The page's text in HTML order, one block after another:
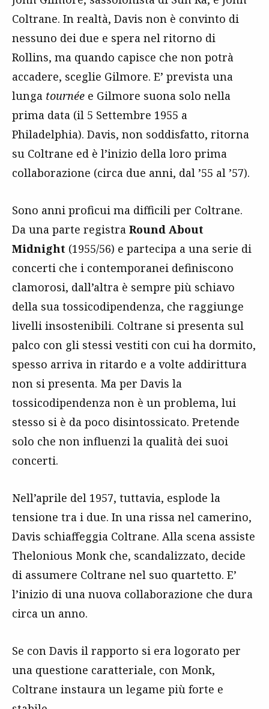
Coltrane. In realtà, Davis non è convinto di
nessuno dei due e spera nel ritorno di
Rollins, ma quando capisce che non potrà
accadere, sceglie Gilmore. E’ prevista una
lunga tournée e Gilmore suona solo nella
prima data (il 5 Settembre 1955 a
Philadelphia). Davis, non soddisfatto, ritorna
su Coltrane ed è l’inizio della loro prima
collaborazione (circa due anni, dal ’55 al ’57).
Sono anni proficui ma difficili per Coltrane.
Da una parte registra Round About
Midnight (1955/56) e partecipa a una serie di
concerti che i contemporanei definiscono
clamorosi, dall’altra è sempre più schiavo
della sua tossicodipendenza, che raggiunge
livelli insostenibili. Coltrane si presenta sul
palco con gli stessi vestiti con cui ha dormito,
spesso arriva in ritardo e a volte addirittura
non si presenta. Ma per Davis la
tossicodipendenza non è un problema, lui
stesso si è da poco disintossicato. Pretende
solo che non influenzi la qualità dei suoi
concerti.
Nell’aprile del 1957, tuttavia, esplode la
tensione tra i due. In una rissa nel camerino,
Davis schiaffeggia Coltrane. Alla scena assiste
Thelonious Monk che, scandalizzato, decide
di assumere Coltrane nel suo quartetto. E’
l’inizio di una nuova collaborazione che dura
circa un anno.
Se con Davis il rapporto si era logorato per
una questione caratteriale, con Monk,
Coltrane instaura un legame più forte e